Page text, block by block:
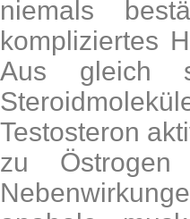
niemals
kompliziertes
Aus gleich
Testosteron
zu Östrogen